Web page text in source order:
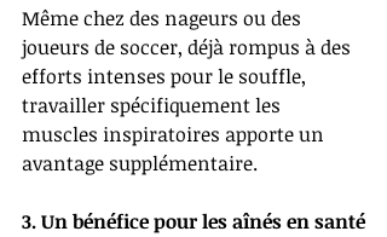
Même chez des nageurs ou des
joueurs de soccer, déjà rompus à des
efforts intenses pour le souffle,
travailler spécifiquement les
muscles inspiratoires apporte un
avantage supplémentaire.
3. Un bénéfice pour les aînés en santé